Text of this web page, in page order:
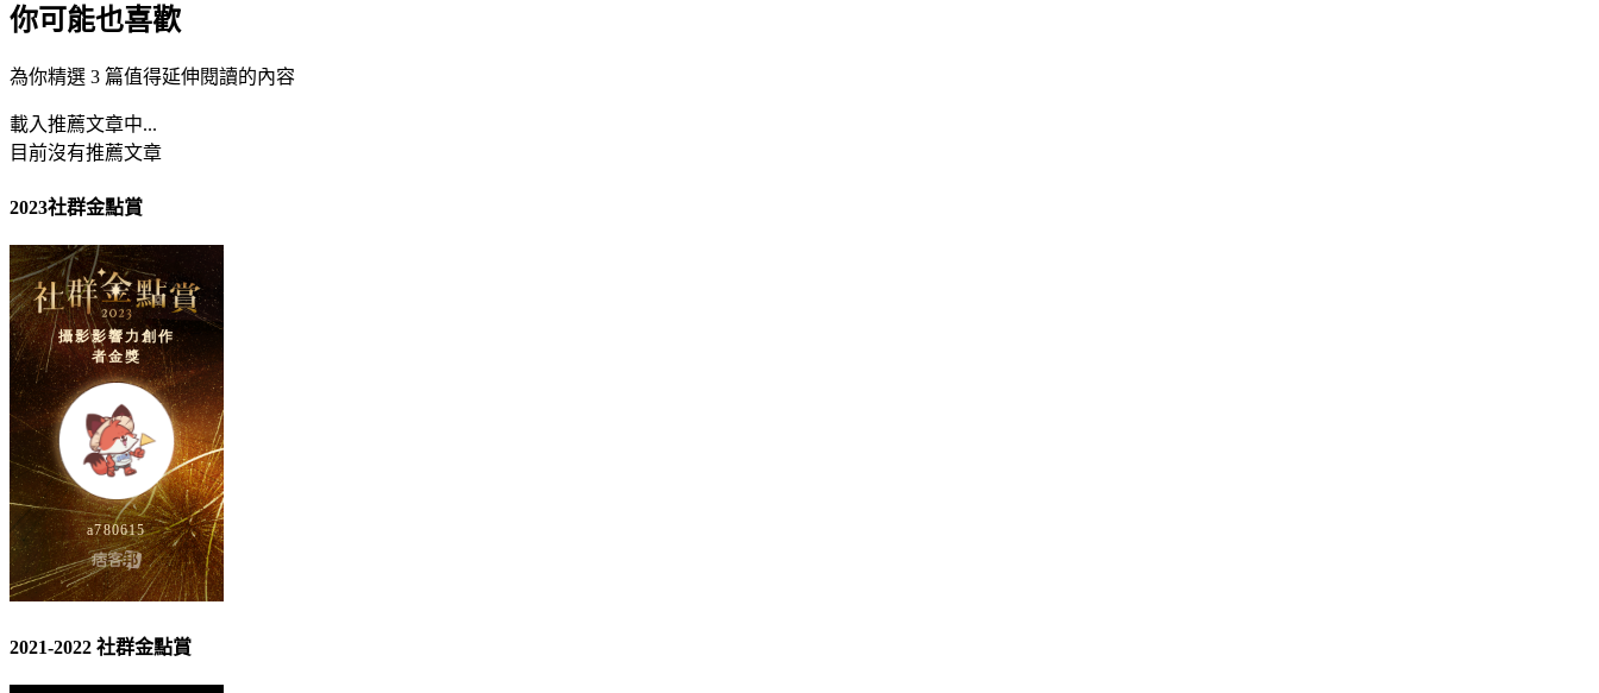
你可能也喜歡
為你精選 3 篇值得延伸閱讀的內容
載入推薦文章中...
目前沒有推薦文章
2023社群金點賞
2021-2022 社群金點賞